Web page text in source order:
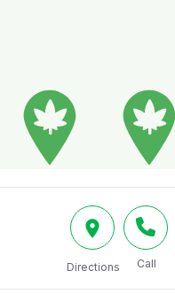
Directions Call